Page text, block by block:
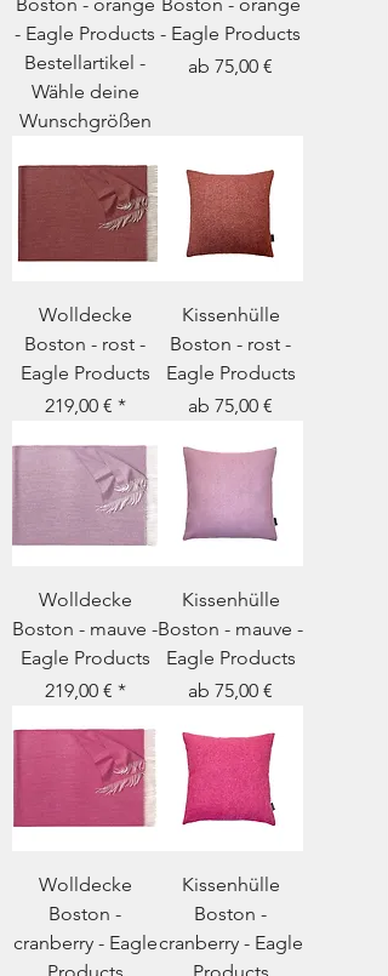
- Eagle Products
Bestellartikel -
Wähle deine
Wunschgrößen
- Eagle Products
ab 75,00 €
Sale-Preis
Wolldecke
Boston - rost -
Eagle Products
Preis
219,00 €
Kissenhülle
Boston - rost -
Eagle Products
ab 75,00 €
Sale-Preis
Wolldecke
Boston - mauve -
Eagle Products
Preis
219,00 €
Kissenhülle
Boston - mauve -
Eagle Products
ab 75,00 €
Sale-Preis
Wolldecke
Boston -
cranberry - Eagle
Kissenhülle
Boston -
cranberry - Eagle